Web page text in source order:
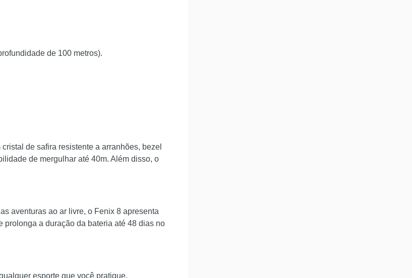
de 100 metros).
de safira resistente a arranhões, bezel
de mergulhar até 40m. Além disso, o
aventuras ao ar livre, o Fenix 8 apresenta
prolonga a duração da bateria até 48 dias no
esporte que você pratique.